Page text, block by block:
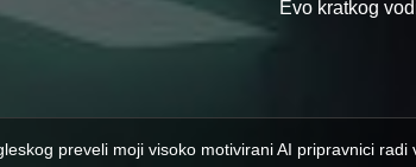
Evo kratkog
preveli moji visoko motivirani AI pripravnici